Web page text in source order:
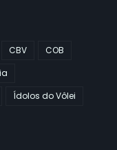
CBV
COB
Ídolos do Vôlei